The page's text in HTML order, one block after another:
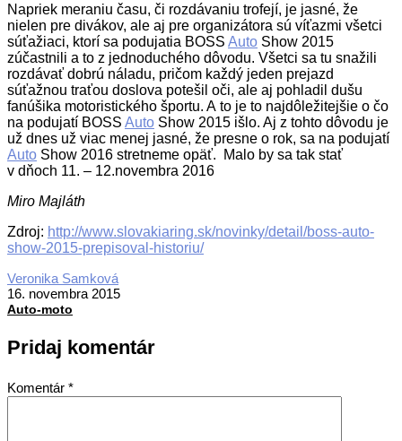
Napriek meraniu času, či rozdávaniu trofejí, je jasné, že
nielen pre divákov, ale aj pre organizátora sú víťazmi všetci
súťažiaci, ktorí sa podujatia BOSS Auto Show 2015
zúčastnili a to z jednoduchého dôvodu. Všetci sa tu snažili
rozdávať dobrú náladu, pričom každý jeden prejazd
súťažnou traťou doslova potešil oči, ale aj pohladil dušu
fanúšika motoristického športu. A to je to najdôležitejšie o čo
na podujatí BOSS Auto Show 2015 išlo. Aj z tohto dôvodu je
už dnes už viac menej jasné, že presne o rok, sa na podujatí
Auto Show 2016 stretneme opäť. Malo by sa tak stať
v dňoch 11. – 12.novembra 2016
Miro Majláth
Zdroj: http://www.slovakiaring.sk/novinky/detail/boss-auto-
show-2015-prepisoval-historiu/
2015-
11-
16
Veronika Samková
16. novembra 2015
Auto-moto
Pridaj komentár
Komentár *